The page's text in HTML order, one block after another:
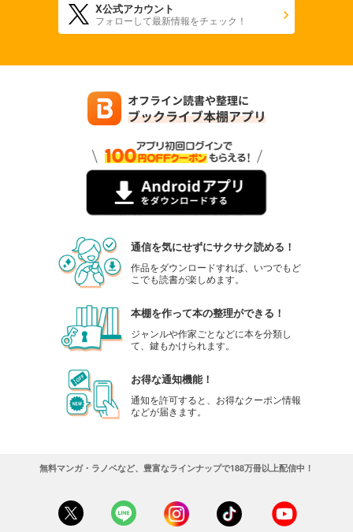
X公式アカウント
フォローして最新情報をチェック！
通信を気にせずにサクサク読める！
作品をダウンロードすれば、いつでもど
こでも読書が楽しめます。
本棚を作って本の整理ができる！
ジャンルや作家ごとなどに本を分類し
て、鍵もかけられます。
お得な通知機能！
通知を許可すると、お得なクーポン情報
などが届きます。
無料マンガ・ラノベなど、豊富なラインナップで188万冊以上配信中！